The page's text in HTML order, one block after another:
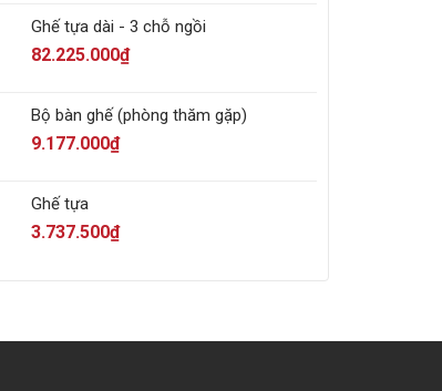
Ghế tựa dài - 3 chỗ ngồi
82.225.000₫
Bộ bàn ghế (phòng thăm gặp)
9.177.000₫
Ghế tựa
3.737.500₫